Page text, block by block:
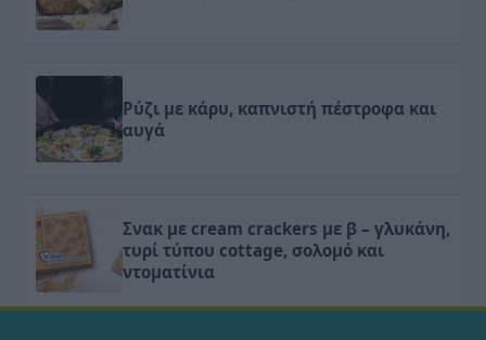
Ρύζι με κάρυ, καπνιστή πέστροφα και
αυγά
Σνακ με cream crackers με β – γλυκάνη,
τυρί τύπου cottage, σολομό και
ντοματίνια